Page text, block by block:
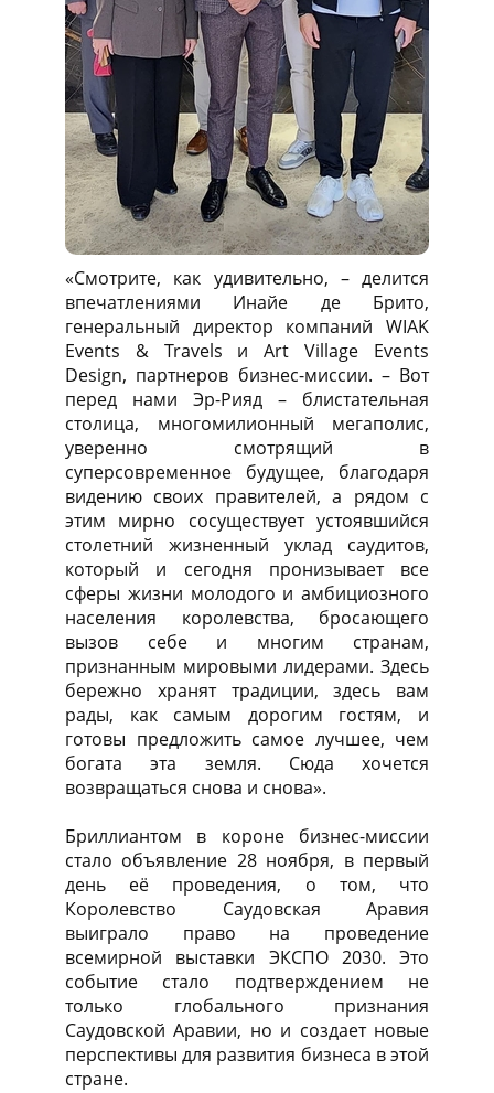
«Смотрите, как удивительно, – делится
впечатлениями Инайе де Брито,
генеральный директор компаний WIAK
Events & Travels и Art Village Events
Design, партнеров бизнес-миссии. – Вот
перед нами Эр-Рияд – блистательная
столица, многомилионный мегаполис,
уверенно смотрящий в
суперсовременное будущее, благодаря
видению своих правителей, а рядом с
этим мирно сосуществует устоявшийся
столетний жизненный уклад саудитов,
который и сегодня пронизывает все
сферы жизни молодого и амбициозного
населения королевства, бросающего
вызов себе и многим странам,
признанным мировыми лидерами. Здесь
бережно хранят традиции, здесь вам
рады, как самым дорогим гостям, и
готовы предложить самое лучшее, чем
богата эта земля. Сюда хочется
возвращаться снова и снова».
Бриллиантом в короне бизнес-миссии
стало объявление 28 ноября, в первый
день её проведения, о том, что
Королевство Саудовская Аравия
выиграло право на проведение
всемирной выставки ЭКСПО 2030. Это
событие стало подтверждением не
только глобального признания
Саудовской Аравии, но и создает новые
перспективы для развития бизнеса в этой
стране.